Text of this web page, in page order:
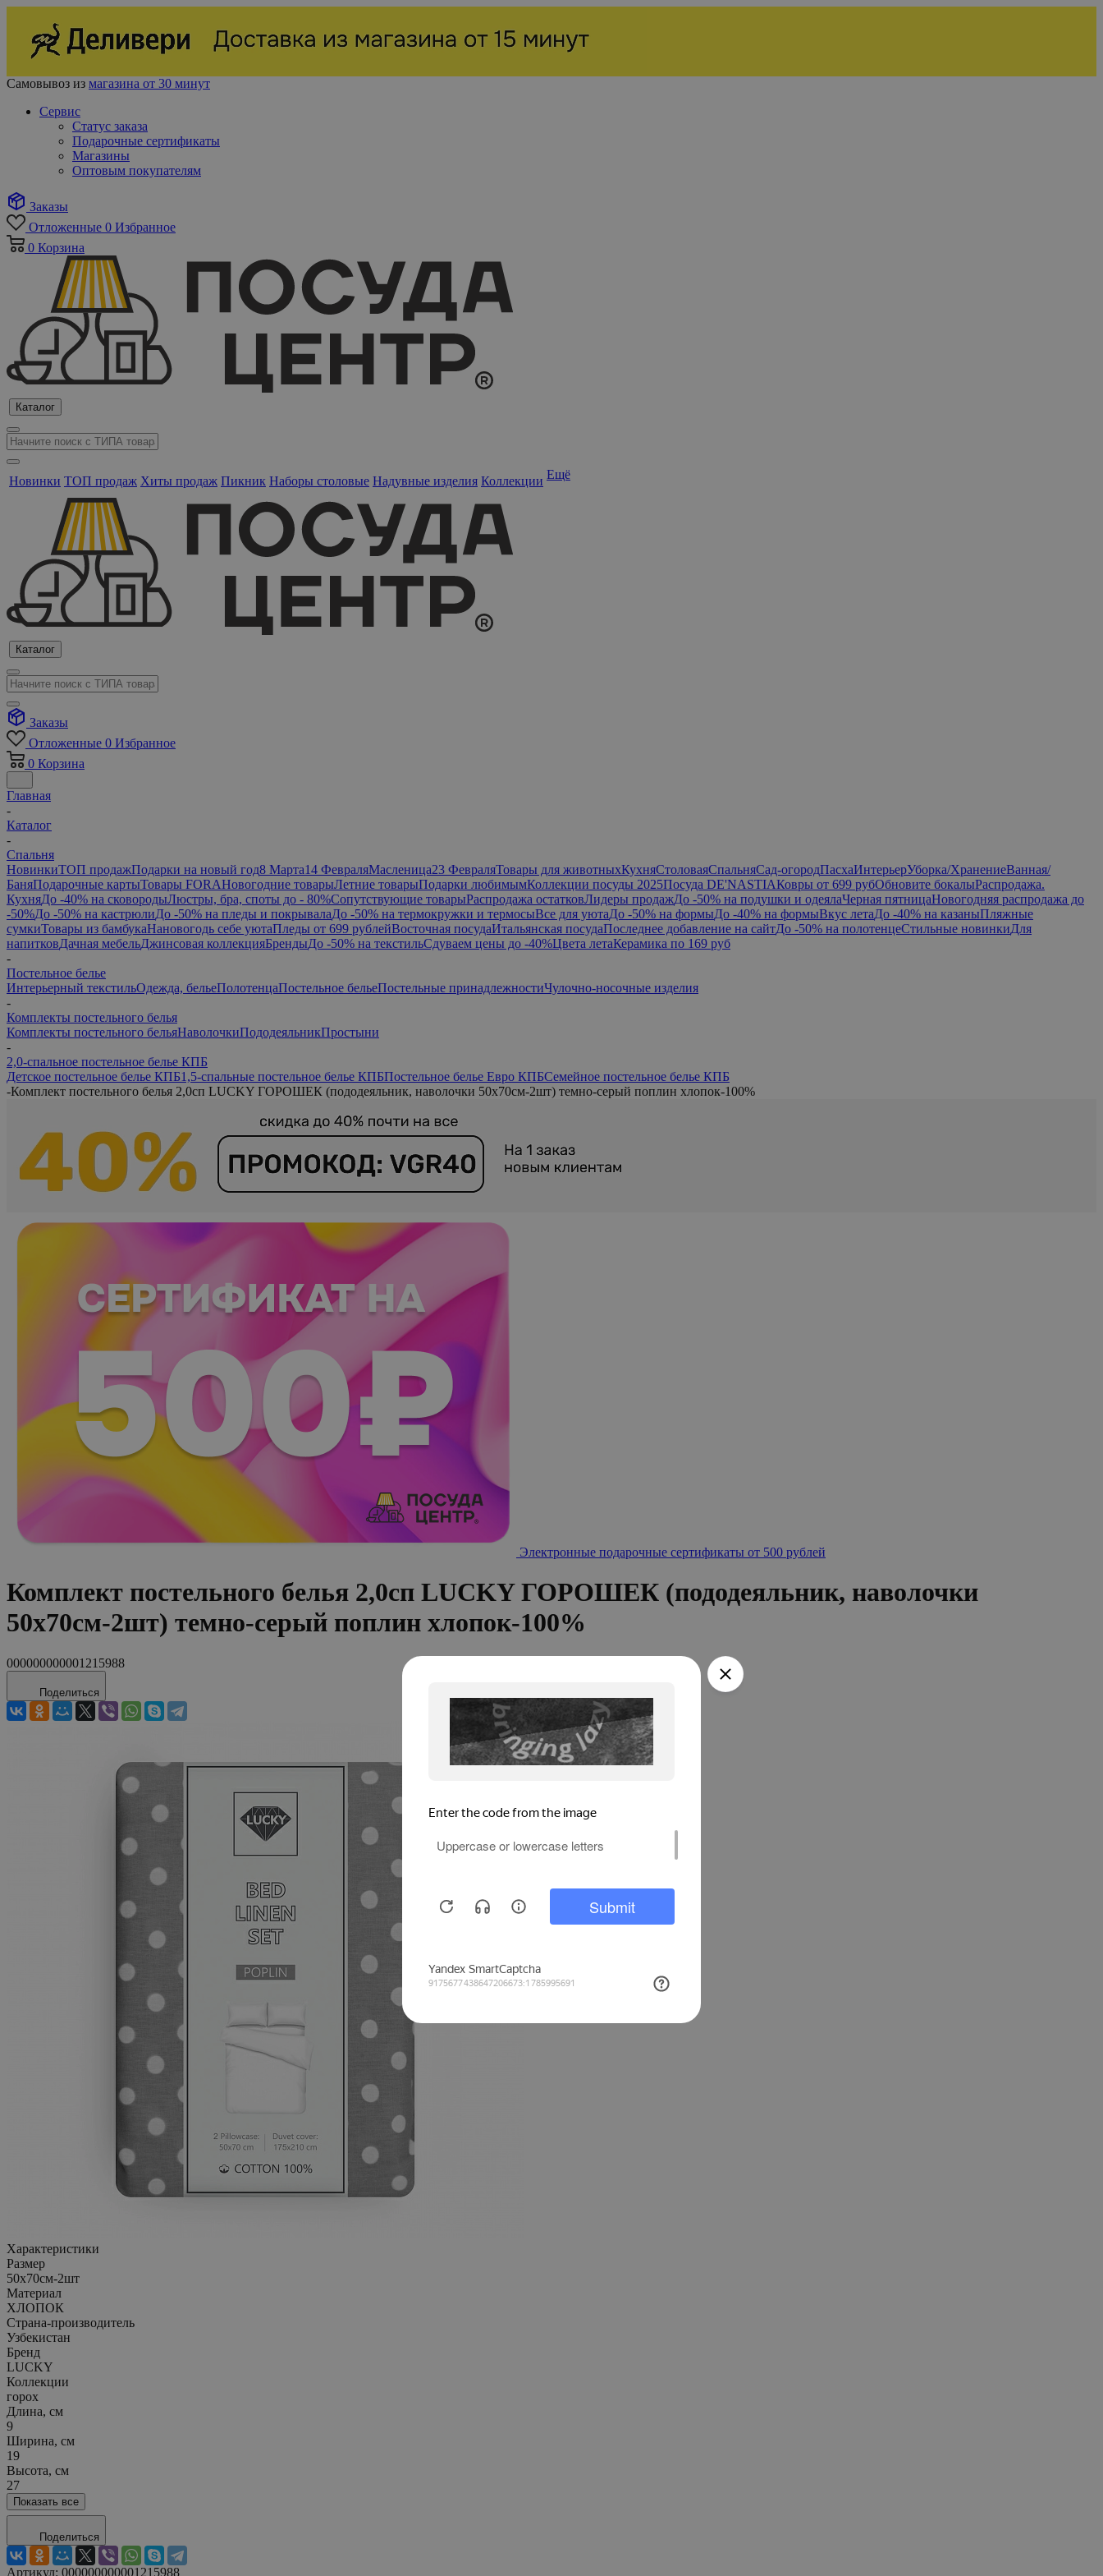
Самовывоз из магазина от 30 минут
Сервис
Статус заказа
Подарочные сертификаты
Магазины
Оптовым покупателям
Заказы
Отложенные 0 Избранное
0 Корзина
Каталог
Новинки ТОП продаж Хиты продаж Пикник Наборы столовые Надувные изделия Коллекции Ещё
Каталог
Заказы
Отложенные 0 Избранное
0 Корзина
Главная
-
Каталог
-
Спальня
НовинкиТОП продажПодарки на новый год8 Марта14 ФевраляМасленица23 ФевраляТовары для животныхКухняСтоловаяСпальняСад-огородПасхаИнтерьерУборка/ХранениеВанная/
БаняПодарочные картыТовары FORAНовогодние товарыЛетние товарыПодарки любимымКоллекции посуды 2025Посуда DE'NASTIAКовры от 699 рубОбновите бокалыРаспродажа.
КухняДо -40% на сковородыЛюстры, бра, споты до - 80%Сопутствующие товарыРаспродажа остатковЛидеры продажДо -50% на подушки и одеялаЧерная пятницаНовогодняя распродажа до
-50%До -50% на кастрюлиДо -50% на пледы и покрывалаДо -50% на термокружки и термосыВсе для уютаДо -50% на формыДо -40% на формыВкус летаДо -40% на казаныПляжные
сумкиТовары из бамбукаНановогодь себе уютаПледы от 699 рублейВосточная посудаИтальянская посудаПоследнее добавление на сайтДо -50% на полотенцеСтильные новинкиДля
напитковДачная мебельДжинсовая коллекцияБрендыДо -50% на текстильСдуваем цены до -40%Цвета летаКерамика по 169 руб
-
Постельное белье
Интерьерный текстильОдежда, бельеПолотенцаПостельное бельеПостельные принадлежностиЧулочно-носочные изделия
-
Комплекты постельного белья
Комплекты постельного бельяНаволочкиПододеяльникПростыни
-
2,0-спальное постельное белье КПБ
Детское постельное белье КПБ1,5-спальные постельное белье КПБПостельное белье Евро КПБСемейное постельное белье КПБ
-Комплект постельного белья 2,0сп LUCKY ГОРОШЕК (пододеяльник, наволочки 50х70см-2шт) темно-серый поплин хлопок-100%
Электронные подарочные сертификаты от 500 рублей
Комплект постельного белья 2,0сп LUCKY ГОРОШЕК (пододеяльник, наволочки
50х70см-2шт) темно-серый поплин хлопок-100%
000000000001215988
Поделиться
Характеристики
Размер
50х70см-2шт
Материал
ХЛОПОК
Страна-производитель
Узбекистан
Бренд
LUCKY
Коллекции
горох
Длина, см
9
Ширина, см
19
Высота, см
27
Показать все
Поделиться
Артикул: 000000000001215988